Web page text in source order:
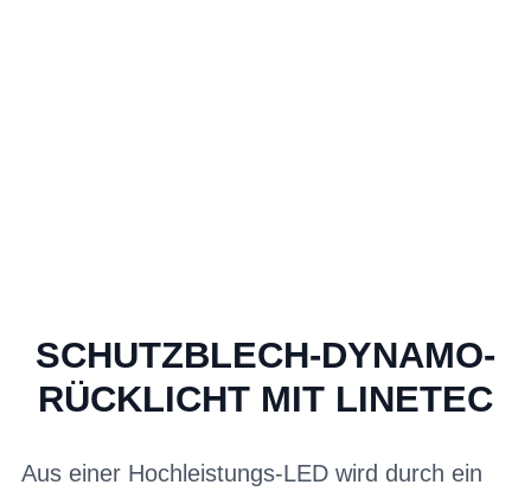
SCHUTZBLECH-DYNAMO-
RÜCKLICHT MIT LINETEC
Aus einer Hochleistungs-LED wird durch ein